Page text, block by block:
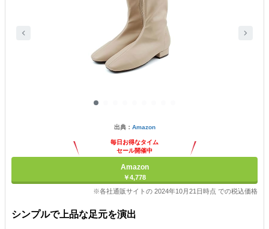
出典： Amazon
毎日お得なタイム
セール開催中
Amazon
￥4,778
※各社通販サイトの 2024年10月21日時点 での税込価格
シンプルで上品な足元を演出